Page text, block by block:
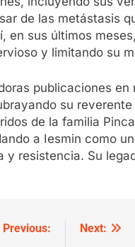
de las metástasis
en sus últimos
y limitando su
publicaciones en
su
de la familia
a Iesmin como
resistencia. Su
Previous:
Next: